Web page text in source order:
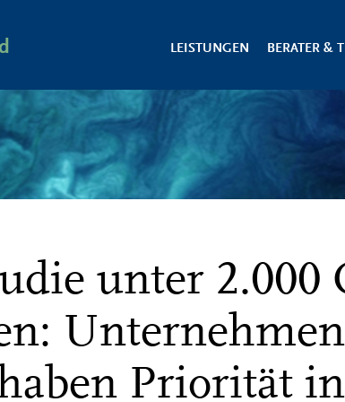
LEISTUNGEN BERATER &
unter 2.000
Priorität in